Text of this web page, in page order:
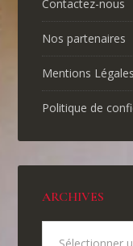
Contactez-nous
Nos partenaires
Mentions Légales
Politique de
ARCHIVES